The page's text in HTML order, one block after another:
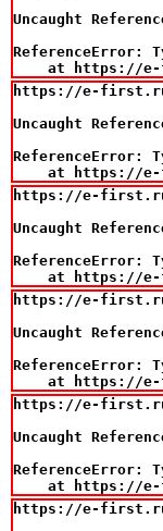
Uncaught
ReferenceError:
at https://
https://e-first.ru/
Uncaught
ReferenceError:
at https://
https://e-first.ru/
Uncaught
ReferenceError:
at https://
https://e-first.ru/
Uncaught
ReferenceError:
at https://
https://e-first.ru/
Uncaught
ReferenceError:
at https://
https://e-first.ru/